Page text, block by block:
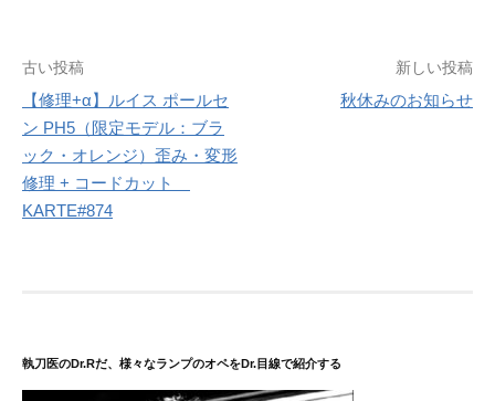
投
稿
ナ
ビ
ゲ
古い投稿
【修理+α】ルイス ポールセ
ン PH5（限定モデル：ブラ
ック・オレンジ）歪み・変形
修理 + コードカット
KARTE#874
新しい投稿
秋休みのお知らせ
執刀医のDr.Rだ、様々なランプのオペをDr.目線で紹介する